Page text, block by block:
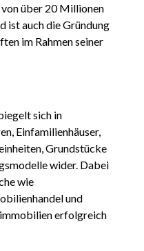
über 20 Millionen
ist auch die Gründung
im Rahmen seiner
sich in
Einfamilienhäuser,
Grundstücke
wider. Dabei
wie
und
erfolgreich